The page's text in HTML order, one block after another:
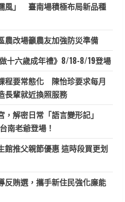
風」 臺南場積極布局新品種
農改場籲農友加強防災準備
十六歲成年禮》8/18-8/19登場
程要常態化 陳怡珍要求每月
輩就近換照服務
解密日常「語言變形記」
南老爺登場！
館推父親節優惠 這時段買更划
反賄選，攜手新住民強化廉能